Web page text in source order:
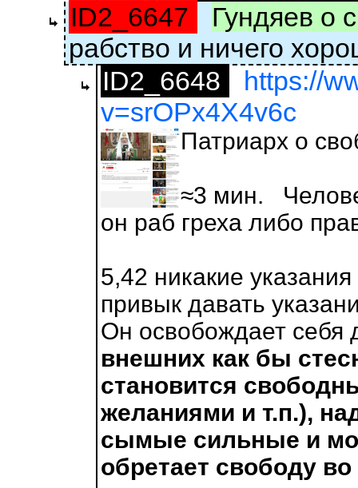
ID2_6647
Гундяев о
рабство и ничего
ID2_6648
https://
v=srOPx4X4v6c
Патриарх о
≈3 мин.
он раб греха либо
5,42 никакие
привык давать
Он освобождает себя
внешних как бы
становится
желаниями и т.п.),
сымые сильные и
обретает свободу во